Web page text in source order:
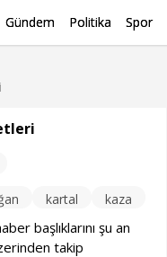
Gündem Politika Spor
kartal kaza
başlıklarını şu an
takip